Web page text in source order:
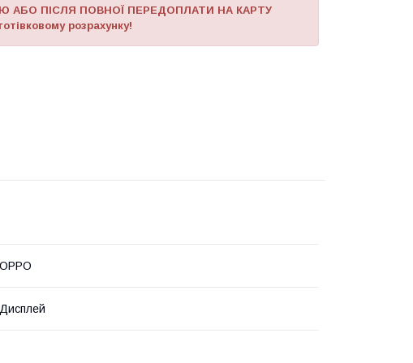
АБО ПІСЛЯ ПОВНОЇ ПЕРЕДОПЛАТИ НА КАРТУ
розрахунку!
OPPO
Дисплей